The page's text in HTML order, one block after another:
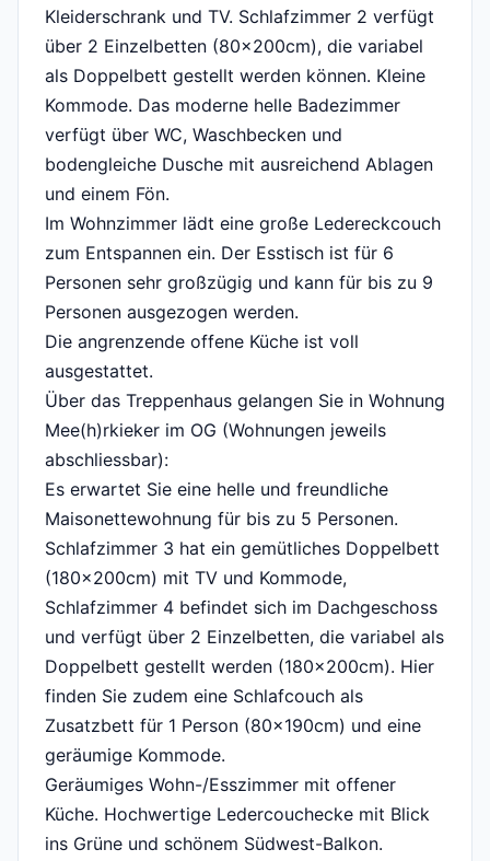
Kleiderschrank und TV. Schlafzimmer 2 verfügt
über 2 Einzelbetten (80x200cm), die variabel
als Doppelbett gestellt werden können. Kleine
Kommode. Das moderne helle Badezimmer
verfügt über WC, Waschbecken und
bodengleiche Dusche mit ausreichend Ablagen
und einem Fön.
Im Wohnzimmer lädt eine große Ledereckcouch
zum Entspannen ein. Der Esstisch ist für 6
Personen sehr großzügig und kann für bis zu 9
Personen ausgezogen werden.
Die angrenzende offene Küche ist voll
ausgestattet.
Über das Treppenhaus gelangen Sie in Wohnung
Mee(h)rkieker im OG (Wohnungen jeweils
abschliessbar):
Es erwartet Sie eine helle und freundliche
Maisonettewohnung für bis zu 5 Personen.
Schlafzimmer 3 hat ein gemütliches Doppelbett
(180x200cm) mit TV und Kommode,
Schlafzimmer 4 befindet sich im Dachgeschoss
und verfügt über 2 Einzelbetten, die variabel als
Doppelbett gestellt werden (180x200cm). Hier
finden Sie zudem eine Schlafcouch als
Zusatzbett für 1 Person (80x190cm) und eine
geräumige Kommode.
Geräumiges Wohn-/Esszimmer mit offener
Küche. Hochwertige Ledercouchecke mit Blick
ins Grüne und schönem Südwest-Balkon.